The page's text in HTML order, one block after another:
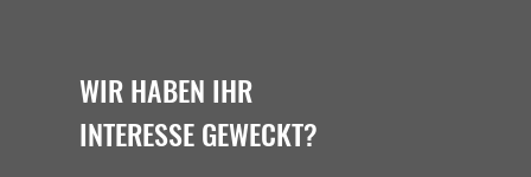
WIR HABEN IHR
INTERESSE GEWECKT?